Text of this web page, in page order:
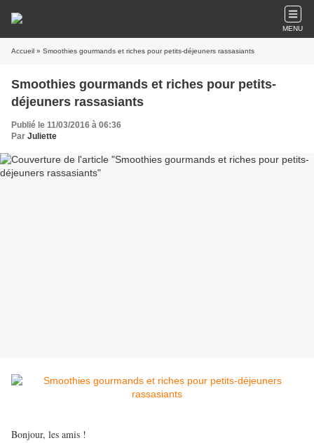
MENU
Accueil » Smoothies gourmands et riches pour petits-déjeuners rassasiants
Smoothies gourmands et riches pour petits-
déjeuners rassasiants
Publié le 11/03/2016 à 06:36
Par Juliette
Bonjour, les amis !